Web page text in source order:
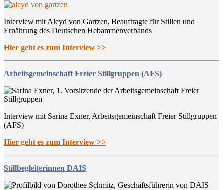
Interview mit Aleyd von Gartzen, Beauftragte für Stillen und
Ernährung des Deutschen Hebammenverbands
Hier geht es zum Interview >>
Arbeitsgemeinschaft Freier Stillgruppen (AFS)
Interview mit Sarina Exner, Arbeitsgemeinschaft Freier Stillgruppen
(AFS)
Hier geht es zum Interview >>
Stillbegleiterinnen DAIS